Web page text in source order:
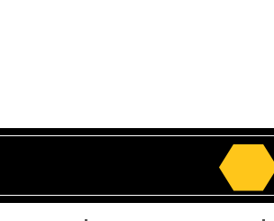
Search
for: